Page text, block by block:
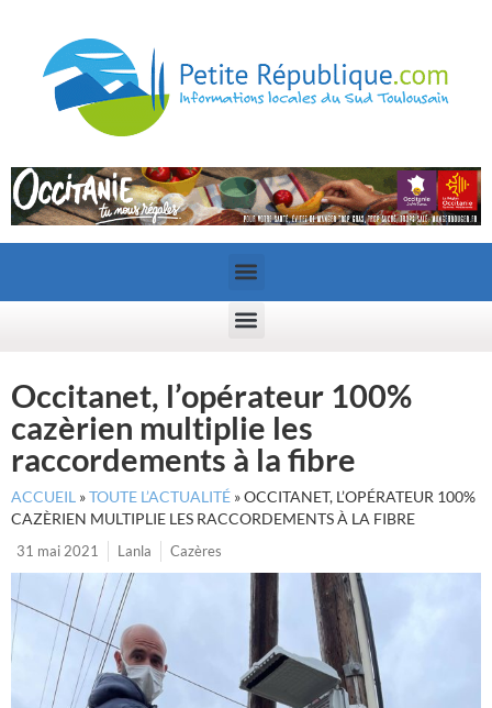
Occitanet, l’opérateur 100%
cazèrien multiplie les
raccordements à la fibre
ACCUEIL »TOUTE L’ACTUALITÉ »OCCITANET, L’OPÉRATEUR 100%
CAZÈRIEN MULTIPLIE LES RACCORDEMENTS À LA FIBRE
31 mai 2021
Lanla Cazères